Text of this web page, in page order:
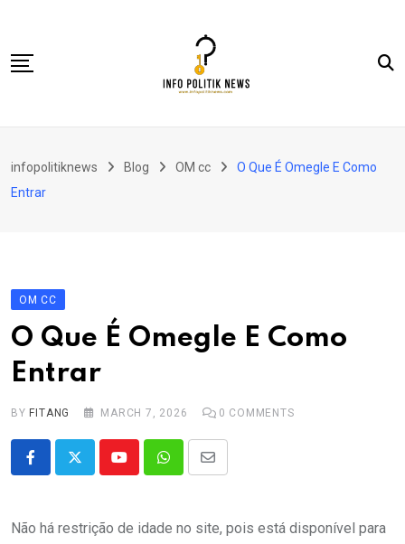
content
Politik & Hukum
Olahraga
Kolom
infopolitiknews Blog OM cc
O Que É Omegle E Como
Entrar
OM CC
O Que É Omegle E Como
Entrar
BY FITANG MARCH 7, 2026 0 COMMENTS
YoutubeWhatsappShare
Não há restrição de idade no site, pois está disponível para